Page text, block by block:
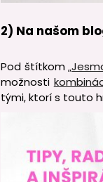
2) Na našom
Pod štítkom
možnosti
tými, ktorí s touto